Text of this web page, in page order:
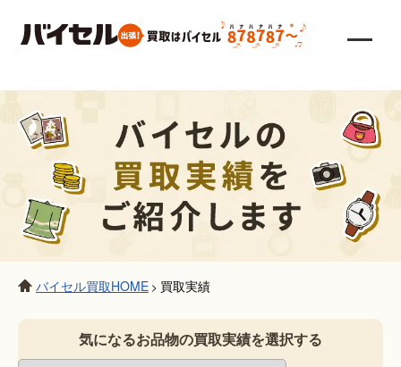
バイセル買取HOME > 買取実績
気になるお品物の買取実績を選択する